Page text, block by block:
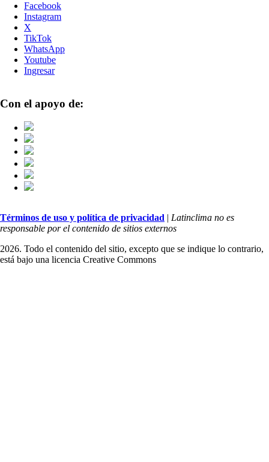
Facebook
Instagram
X
TikTok
WhatsApp
Youtube
Ingresar
Con el apoyo de:
Términos de uso y política de privacidad | Latinclima no es
responsable por el contenido de sitios externos
2026. Todo el contenido del sitio, excepto que se indique lo contrario,
está bajo una licencia Creative Commons